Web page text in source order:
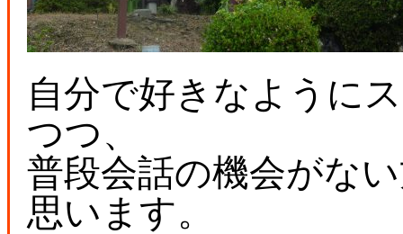
自分で好きなように
つつ、
普段会話の機会がな
思います。